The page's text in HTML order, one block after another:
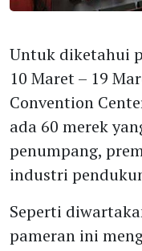
Untuk diketahui
10 Maret – 19
Convention
ada 60 merek
penumpang,
industri
Seperti
pameran ini